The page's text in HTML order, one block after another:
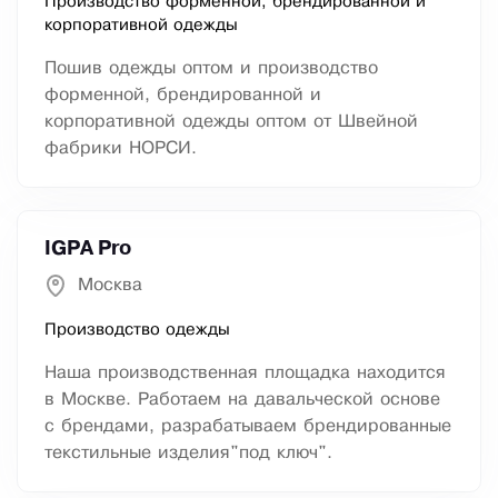
корпоративной одежды
Пошив одежды оптом и производство
форменной, брендированной и
корпоративной одежды оптом от Швейной
фабрики НОРСИ.
IGPA Pro
Москва
Производство одежды
Наша производственная площадка находится
в Москве. Работаем на давальческой основе
с брендами, разрабатываем брендированные
текстильные изделия"под ключ".